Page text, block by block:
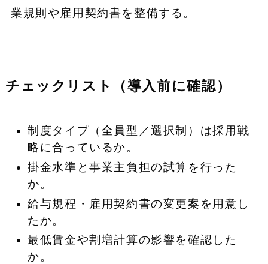
業規則や雇用契約書を整備する。
チェックリスト（導入前に確認）
制度タイプ（全員型／選択制）は採用戦
略に合っているか。
掛金水準と事業主負担の試算を行った
か。
給与規程・雇用契約書の変更案を用意し
たか。
最低賃金や割増計算の影響を確認した
か。